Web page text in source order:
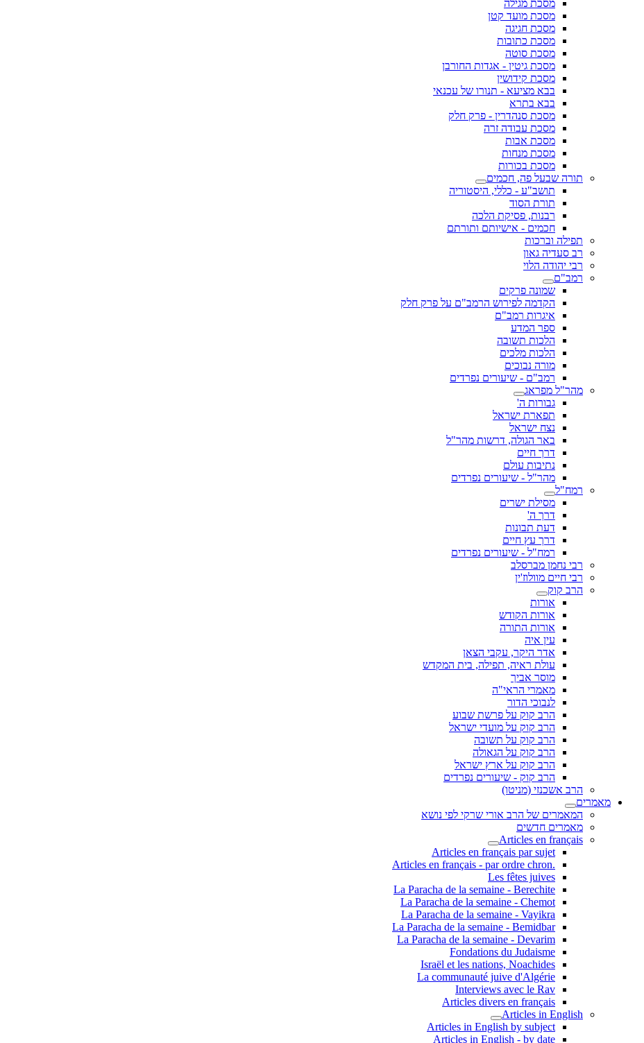
מסכת מגילה
מסכת מועד קטן
מסכת חגיגה
מסכת כתובות
מסכת סוטה
מסכת גיטין - אגדות החורבן
מסכת קידושין
בבא מציעא - תנורו של עכנאי
בבא בתרא
מסכת סנהדרין - פרק חלק
מסכת עבודה זרה
מסכת אבות
מסכת מנחות
מסכת בכורות
תורה שבעל פה, חכמים
תושב"ע - כללי, היסטוריה
תורת הסוד
רבנות, פסיקת הלכה
חכמים - אישיותם ותורתם
תפילה וברכות
רב סעדיה גאון
רבי יהודה הלוי
רמב"ם
שמונה פרקים
הקדמה לפירוש הרמב"ם על פרק חלק
איגרות רמב"ם
ספר המדע
הלכות תשובה
הלכות מלכים
מורה נבוכים
רמב"ם - שיעורים נפרדים
מהר"ל מפראג
גבורות ה'
תפארת ישראל
נצח ישראל
באר הגולה, דרשות מהר"ל
דרך חיים
נתיבות עולם
מהר"ל - שיעורים נפרדים
רמח"ל
מסילת ישרים
דרך ה'
דעת תבונות
דרך עץ חיים
רמח"ל - שיעורים נפרדים
רבי נחמן מברסלב
רבי חיים מוולוז'ין
הרב קוק
אורות
אורות הקודש
אורות התורה
עין איה
אדר היקר, עקבי הצאן
עולת ראיה, תפילה, בית המקדש
מוסר אביך
מאמרי הראי"ה
לנבוכי הדור
הרב קוק על פרשת שבוע
הרב קוק על מועדי ישראל
הרב קוק על תשובה
הרב קוק על הגאולה
הרב קוק על ארץ ישראל
הרב קוק - שיעורים נפרדים
הרב אשכנזי (מניטו)
מאמרים
המאמרים של הרב אורי שרקי לפי נושא
מאמרים חדשים
Articles en français
Articles en français par sujet
.Articles en français - par ordre chron
Les fêtes juives
La Paracha de la semaine - Berechite
La Paracha de la semaine - Chemot
La Paracha de la semaine - Vayikra
La Paracha de la semaine - Bemidbar
La Paracha de la semaine - Devarim
Fondations du Judaisme
Israël et les nations, Noachides
La communauté juive d'Algérie
Interviews avec le Rav
Articles divers en français
Articles in English
Articles in English by subject
Articles in English - by date